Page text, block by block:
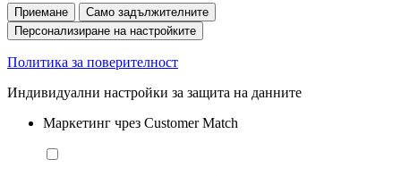
Приемане
Само задължителните
Персонализиране на настройките
Политика за поверителност
Индивидуални настройки за защита на данните
Маркетинг чрез Customer Match